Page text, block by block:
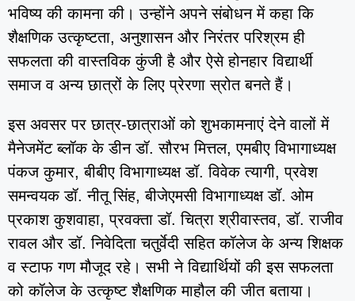
भविष्य की कामना की। उन्होंने अपने संबोधन में कहा कि
शैक्षणिक उत्कृष्टता, अनुशासन और निरंतर परिश्रम ही
सफलता की वास्तविक कुंजी है और ऐसे होनहार विद्यार्थी
समाज व अन्य छात्रों के लिए प्रेरणा स्रोत बनते हैं।
इस अवसर पर छात्र-छात्राओं को शुभकामनाएं देने वालों में
मैनेजमेंट ब्लॉक के डीन डॉ. सौरभ मित्तल, एमबीए विभागाध्यक्ष
पंकज कुमार, बीबीए विभागाध्यक्ष डॉ. विवेक त्यागी, प्रवेश
समन्वयक डॉ. नीतू सिंह, बीजेएमसी विभागाध्यक्ष डॉ. ओम
प्रकाश कुशवाहा, प्रवक्ता डॉ. चित्रा श्रीवास्तव, डॉ. राजीव
रावल और डॉ. निवेदिता चतुर्वेदी सहित कॉलेज के अन्य शिक्षक
व स्टाफ गण मौजूद रहे। सभी ने विद्यार्थियों की इस सफलता
को कॉलेज के उत्कृष्ट शैक्षणिक माहौल की जीत बताया।